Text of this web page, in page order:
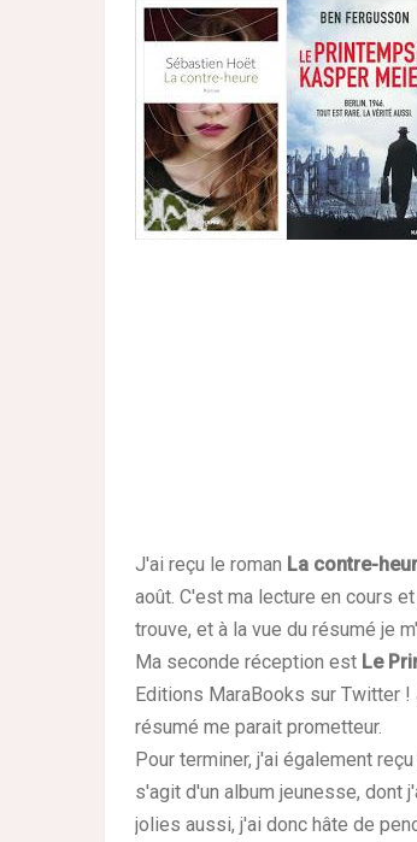
J'ai reçu le roman La contre-
août. C'est ma lecture en cours
trouve, et à la vue du résumé je
Ma seconde réception est Le
Editions MaraBooks sur Twitter
résumé me parait prometteur.
Pour terminer, j'ai également reçu
s'agit d'un album jeunesse, dont
jolies aussi, j'ai donc hâte de